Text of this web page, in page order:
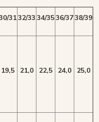
3132/33 34/3536/3738/39
19,5 21,0 22,5 24,0 25,0